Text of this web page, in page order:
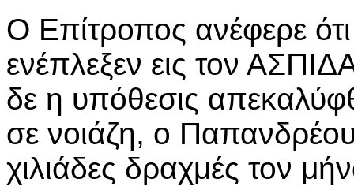
Ο Επίτροπος ανέφερε
ενέπλεξεν εις τον
δε η υπόθεσις
σε νοιάζη, ο
χιλιάδες δραχμές τον